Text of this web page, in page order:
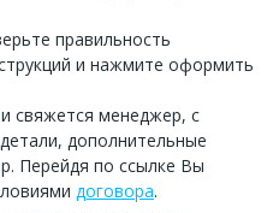
правильность
и нажмите оформить
свяжется менеджер, с
дополнительные
Перейдя по ссылке Вы
договора.